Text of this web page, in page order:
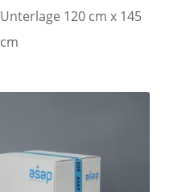
Unterlage 120 cm x 145
cm